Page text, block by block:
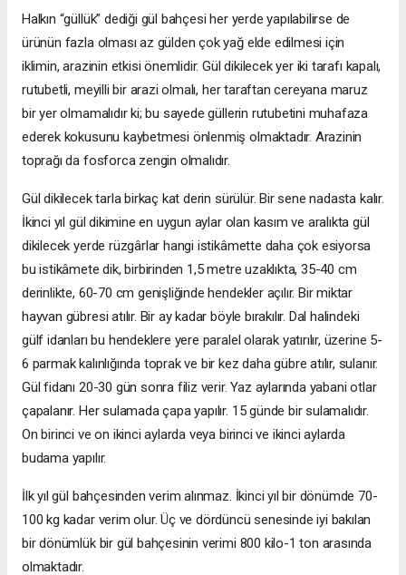
Halkın “güllük” dediği gül bahçesi her yerde yapılabilirse de
ürünün fazla olması az gülden çok yağ elde edilmesi için
iklimin, arazinin etkisi önemlidir. Gül dikilecek yer iki tarafı kapalı,
rutubetli, meyilli bir arazi olmalı, her taraftan cereyana maruz
bir yer olmamalıdır ki; bu sayede güllerin rutubetini muhafaza
ederek kokusunu kaybetmesi önlenmiş olmaktadır. Arazinin
toprağı da fosforca zengin olmalıdır.
Gül dikilecek tarla birkaç kat derin sürülür. Bir sene nadasta kalır.
İkinci yıl gül dikimine en uygun aylar olan kasım ve aralıkta gül
dikilecek yerde rüzgârlar hangi istikâmette daha çok esiyorsa
bu istikâmete dik, birbirinden 1,5 metre uzaklıkta, 35-40 cm
derinlikte, 60-70 cm genişliğinde hendekler açılır. Bir miktar
hayvan gübresi atılır. Bir ay kadar böyle bırakılır. Dal halindeki
gülf idanları bu hendeklere yere paralel olarak yatırılır, üzerine 5-
6 parmak kalınlığında toprak ve bir kez daha gübre atılır, sulanır.
Gül fidanı 20-30 gün sonra filiz verir. Yaz aylarında yabani otlar
çapalanır. Her sulamada çapa yapılır. 15 günde bir sulamalıdır.
On birinci ve on ikinci aylarda veya birinci ve ikinci aylarda
budama yapılır.
İlk yıl gül bahçesinden verim alınmaz. İkinci yıl bir dönümde 70-
100 kg kadar verim olur. Üç ve dördüncü senesinde iyi bakılan
bir dönümlük bir gül bahçesinin verimi 800 kilo-1 ton arasında
olmaktadır.